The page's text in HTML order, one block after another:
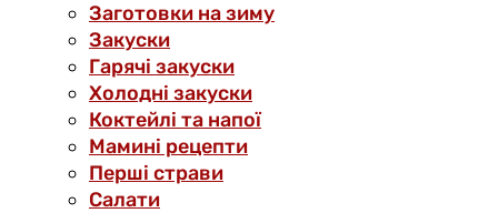
Заготовки на зиму
Закуски
Гарячі закуски
Холодні закуски
Коктейлі та напої
Мамині рецепти
Перші страви
Салати